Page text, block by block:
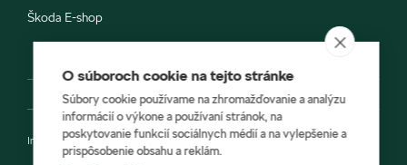
Škoda E-shop
Impressum
O súboroch cookie na tejto stránke
Súbory cookie používame na zhromažďovanie a analýzu
informácií o výkone a používaní stránok, na
poskytovanie funkcií sociálnych médií a na vylepšenie a
prispôsobenie obsahu a reklám.